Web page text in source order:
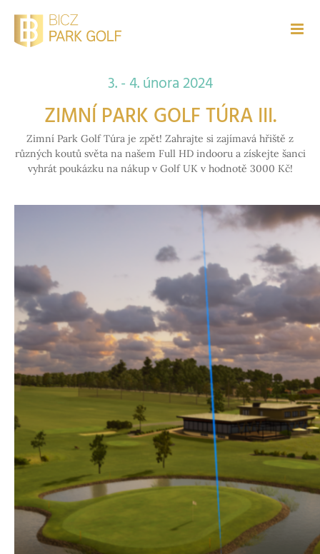
obsah
3. - 4. února 2024
ZIMNÍ PARK GOLF TÚRA III.
Zimní Park Golf Túra je zpět! Zahrajte si zajímavá hřiště z
různých koutů světa na našem Full HD indooru a získejte šanci
vyhrát poukázku na nákup v Golf UK v hodnotě 3000 Kč!